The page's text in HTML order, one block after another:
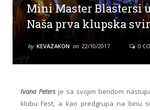
Mini Master Blastersi
Naša prva klupska
by KEVAZAKON on 22/10/2017 0
Ivana Petersje sa svojim bendom
klubu Fest, a kao predgrupa na binu